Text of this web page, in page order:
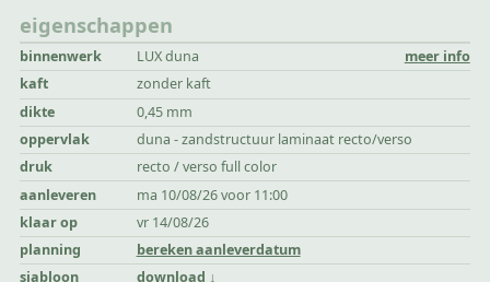
eigenschappen
binnenwerk LUX duna
meer info
kaft
zonder kaft
dikte
0,45 mm
oppervlak
duna - zandstructuur laminaat recto/verso
druk
recto / verso full color
aanleveren
ma 10/08/26 voor 11:00
klaar op
vr 14/08/26
planning
bereken aanleverdatum
sjabloon
download